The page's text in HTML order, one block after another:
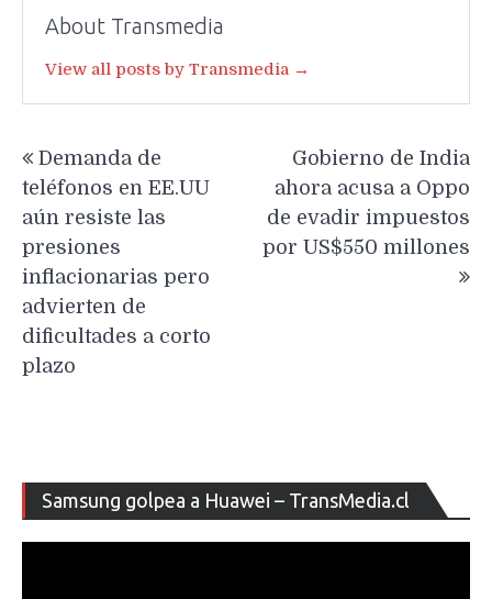
About Transmedia
View all posts by Transmedia →
de
entradas
Demanda de
teléfonos en EE.UU
aún resiste las
presiones
inflacionarias pero
advierten de
dificultades a corto
plazo
Gobierno de India
ahora acusa a Oppo
de evadir impuestos
por US$550 millones
Samsung golpea a Huawei – TransMedia.cl
de